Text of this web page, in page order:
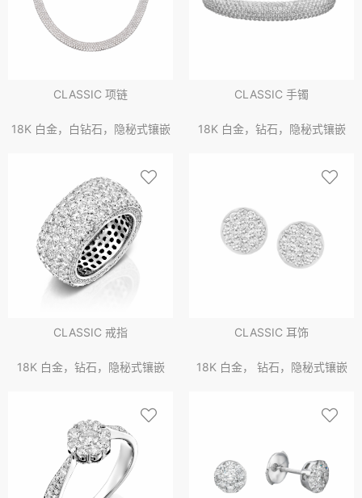
CLASSIC 项链
18K 白金，白钻石，隐秘式镶嵌
CLASSIC 手镯
18K 白金，钻石，隐秘式镶嵌
CLASSIC 戒指
18K 白金，钻石，隐秘式镶嵌
CLASSIC 耳饰
18K 白金， 钻石，隐秘式镶嵌